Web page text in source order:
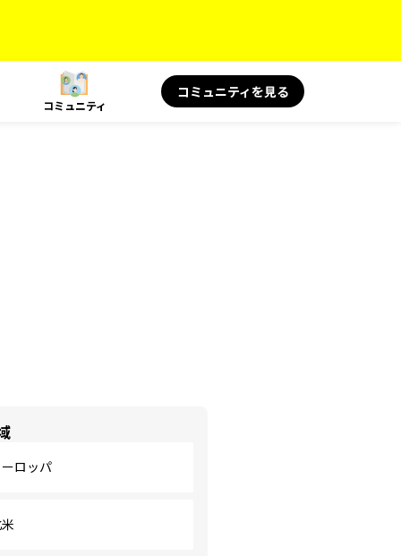
コミュニティ
コミュニティを見る
ロッパ